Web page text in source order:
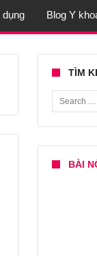
dụng Blog Y
TÌM
Search for:
BÀI